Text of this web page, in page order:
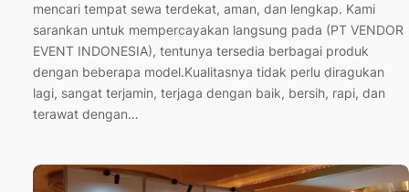
mencari tempat sewa terdekat, aman, dan lengkap. Kami
sarankan untuk mempercayakan langsung pada (PT VENDOR
EVENT INDONESIA), tentunya tersedia berbagai produk
dengan beberapa model.Kualitasnya tidak perlu diragukan
lagi, sangat terjamin, terjaga dengan baik, bersih, rapi, dan
terawat dengan…